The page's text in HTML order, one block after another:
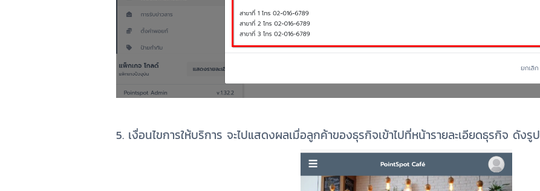
5. เงื่อนไขการให้บริการ จะไปแสดงผลเมื่อลูกค้าของธุรกิจเข้าไปที่หน้ารายละเอียดธุรกิจ ดังรูป